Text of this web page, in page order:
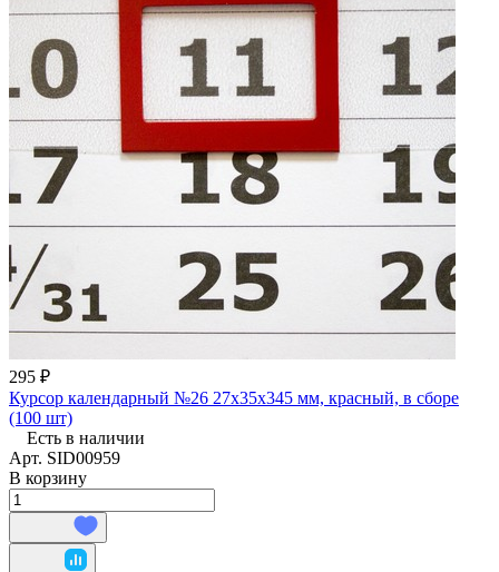
295 ₽
Курсор календарный №26 27х35х345 мм, красный, в сборе
(100 шт)
Есть в наличии
Арт. SID00959
В корзину